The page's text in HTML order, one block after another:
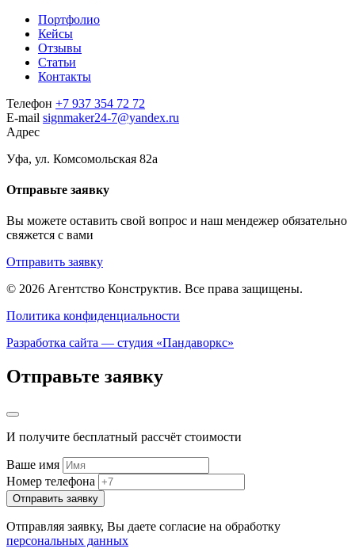
Портфолио
Кейсы
Отзывы
Статьи
Контакты
Телефон +7 937 354 72 72
E-mail signmaker24-7@yandex.ru
Адрес
Уфа, ул. Комсомольская 82а
Отправьте заявку
Вы можете оставить свой вопрос и наш мендежер обязательно
свяжется с вами
Отправить заявку
© 2026 Агентство Конструктив. Все права защищены.
Политика конфиденциальности
Разработка сайта — студия «Пандаворкс»
Отправьте заявку
И получите бесплатный рассчёт стоимости
Ваше имя
Номер телефона
Отправить заявку
Отправляя заявку, Вы даете согласие на обработку
персональных данных